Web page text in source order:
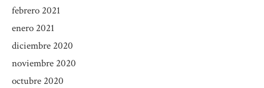
febrero 2021
enero 2021
diciembre 2020
noviembre 2020
octubre 2020